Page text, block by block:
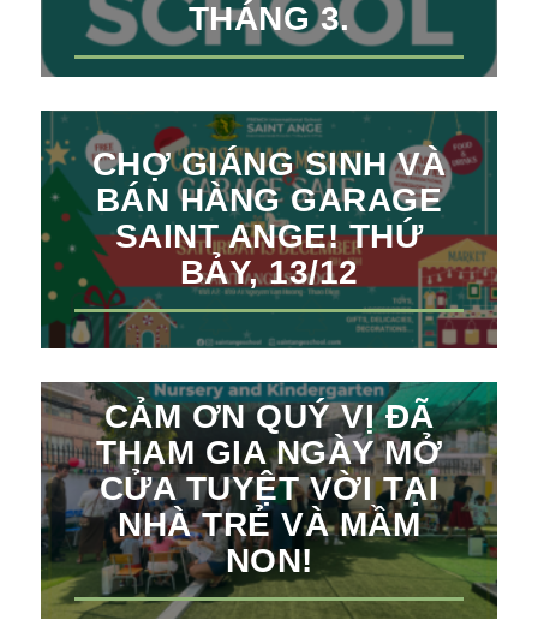
THÁNG 3.
CHỢ GIÁNG SINH VÀ
BÁN HÀNG GARAGE
SAINT ANGE! THỨ
BẢY, 13/12
CẢM ƠN QUÝ VỊ ĐÃ
THAM GIA NGÀY MỞ
CỬA TUYỆT VỜI TẠI
NHÀ TRẺ VÀ MẦM
NON!